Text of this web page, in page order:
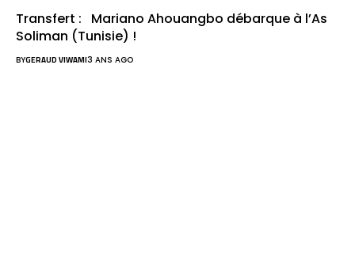
Transfert : Mariano Ahouangbo débarque à l’As
Soliman (Tunisie) !
BYGERAUD VIWAMI3 ANS AGO